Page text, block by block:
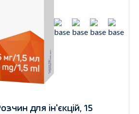
для ін'єкцій, 15